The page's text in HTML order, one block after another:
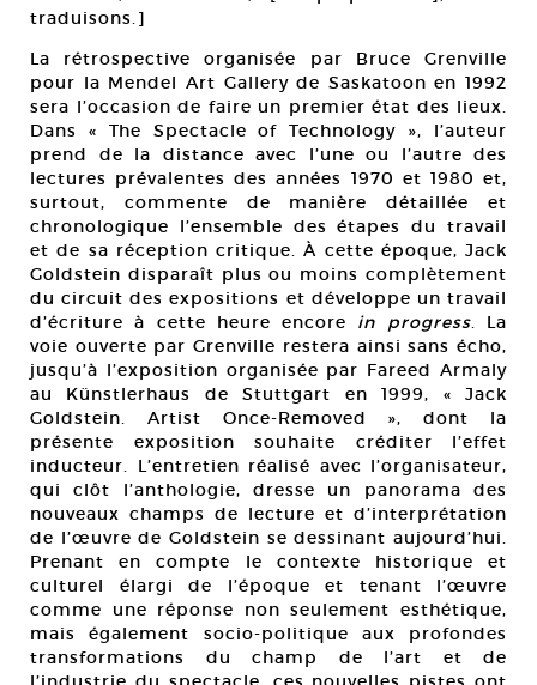
traduisons.]
La rétrospective organisée par Bruce Grenville
pour la Mendel Art Gallery de Saskatoon en 1992
sera l’occasion de faire un premier état des lieux.
Dans « The Spectacle of Technology », l’auteur
prend de la distance avec l’une ou l’autre des
lectures prévalentes des années 1970 et 1980 et,
surtout, commente de manière détaillée et
chronologique l’ensemble des étapes du travail
et de sa réception critique. À cette époque, Jack
Goldstein disparaît plus ou moins complètement
du circuit des expositions et développe un travail
d’écriture à cette heure encore in progress. La
voie ouverte par Grenville restera ainsi sans écho,
jusqu’à l’exposition organisée par Fareed Armaly
au Künstlerhaus de Stuttgart en 1999, « Jack
Goldstein. Artist Once-Removed », dont la
présente exposition souhaite créditer l’effet
inducteur. L’entretien réalisé avec l’organisateur,
qui clôt l’anthologie, dresse un panorama des
nouveaux champs de lecture et d’interprétation
de l’œuvre de Goldstein se dessinant aujourd’hui.
Prenant en compte le contexte historique et
culturel élargi de l’époque et tenant l’œuvre
comme une réponse non seulement esthétique,
mais également socio-politique aux profondes
transformations du champ de l’art et de